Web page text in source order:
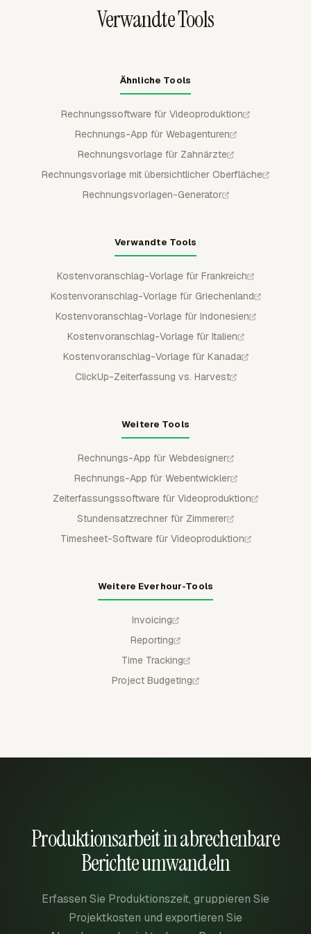
Verwandte Tools
Ähnliche Tools
Rechnungssoftware für Videoproduktion
Rechnungs-App für Webagenturen
Rechnungsvorlage für Zahnärzte
Rechnungsvorlage mit übersichtlicher Oberfläche
Rechnungsvorlagen-Generator
Verwandte Tools
Kostenvoranschlag-Vorlage für Frankreich
Kostenvoranschlag-Vorlage für Griechenland
Kostenvoranschlag-Vorlage für Indonesien
Kostenvoranschlag-Vorlage für Italien
Kostenvoranschlag-Vorlage für Kanada
ClickUp-Zeiterfassung vs. Harvest
Weitere Tools
Rechnungs-App für Webdesigner
Rechnungs-App für Webentwickler
Zeiterfassungssoftware für Videoproduktion
Stundensatzrechner für Zimmerer
Timesheet-Software für Videoproduktion
Weitere Everhour-Tools
Invoicing
Reporting
Time Tracking
Project Budgeting
Produktionsarbeit in abrechenbare
Berichte umwandeln
Erfassen Sie Produktionszeit, gruppieren Sie
Projektkosten und exportieren Sie